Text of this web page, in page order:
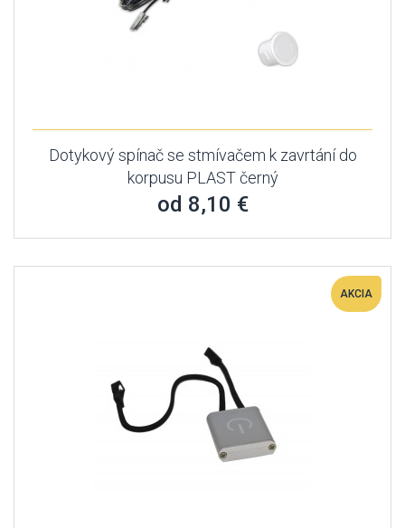
Dotykový spínač se stmívačem k zavrtání do
korpusu PLAST černý
od 8,10 €
AKCIA